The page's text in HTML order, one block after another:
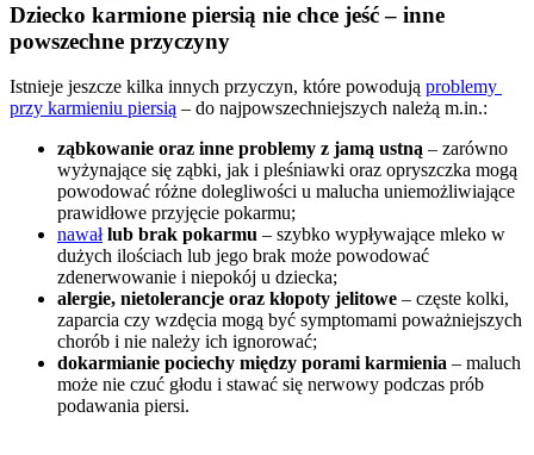
Dziecko karmione piersią nie chce jeść – inne
powszechne przyczyny
Istnieje jeszcze kilka innych przyczyn, które powodują problemy
przy karmieniu piersią – do najpowszechniejszych należą m.in.:
ząbkowanie oraz inne problemy z jamą ustną – zarówno
wyżynające się ząbki, jak i pleśniawki oraz opryszczka mogą
powodować różne dolegliwości u malucha uniemożliwiające
prawidłowe przyjęcie pokarmu;
nawał lub brak pokarmu – szybko wypływające mleko w
dużych ilościach lub jego brak może powodować
zdenerwowanie i niepokój u dziecka;
alergie, nietolerancje oraz kłopoty jelitowe – częste kolki,
zaparcia czy wzdęcia mogą być symptomami poważniejszych
chorób i nie należy ich ignorować;
dokarmianie pociechy między porami karmienia – maluch
może nie czuć głodu i stawać się nerwowy podczas prób
podawania piersi.